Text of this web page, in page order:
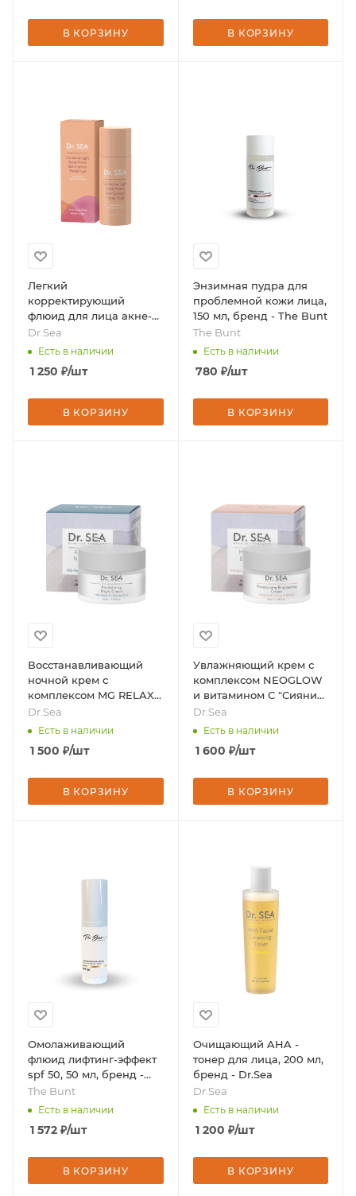
В КОРЗИНУ В КОРЗИНУ
Легкий
корректирующий
флюид для лица акне-
контроль, с
ниацинамидом и
50 мл, бренд - Dr.Sea
Dr.Sea
Есть в наличии
1 250 ₽/шт
В КОРЗИНУ
Энзимная пудра для
проблемной кожи лица,
150 мл, бренд - The Bunt
The Bunt
Есть в наличии
780 ₽/шт
В КОРЗИНУ
Восстанавливающий
ночной крем с
комплексом MG RELAX
и витаминами A, E , 50
мл, бренд - Dr.Sea
Dr.Sea
Есть в наличии
1 500 ₽/шт
В КОРЗИНУ
Увлажняющий крем с
комплексом NEOGLOW
и витамином С "Сияние
кожи" SPF 15, 50 мл,
бренд - Dr.Sea
Dr.Sea
Есть в наличии
1 600 ₽/шт
В КОРЗИНУ
Омолаживающий
флюид лифтинг-эффект
spf 50, 50 мл, бренд -
The Bunt
The Bunt
Есть в наличии
1 572 ₽/шт
В КОРЗИНУ
Очищающий AHA -
тонер для лица, 200 мл,
бренд - Dr.Sea
Dr.Sea
Есть в наличии
1 200 ₽/шт
В КОРЗИНУ